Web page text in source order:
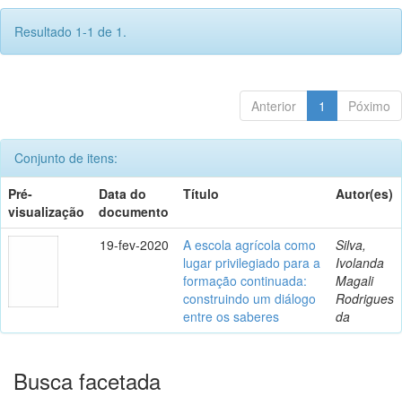
Resultado 1-1 de 1.
Anterior 1 Póximo
Conjunto de itens:
Pré-
visualização
Data do
documento
Título Autor(es)
19-fev-2020
A escola agrícola como
lugar privilegiado para a
formação continuada:
construindo um diálogo
entre os saberes
Silva,
Ivolanda
Magali
Rodrigues
da
Busca facetada